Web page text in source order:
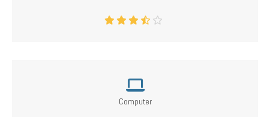
Computer